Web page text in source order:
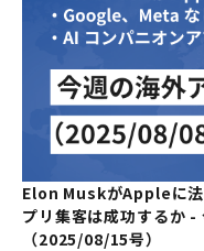
Elon MuskがAppleに
プリ集客は成功するか -
（2025/08/15号）